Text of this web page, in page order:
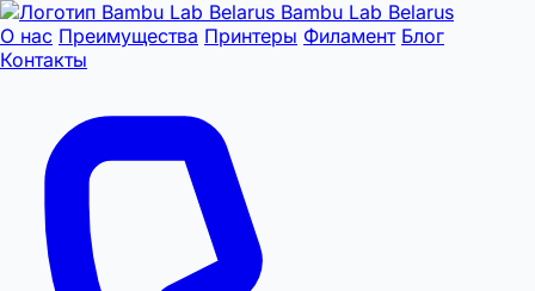
Bambu Lab Belarus
О нас Преимущества Принтеры Филамент Блог
Контакты